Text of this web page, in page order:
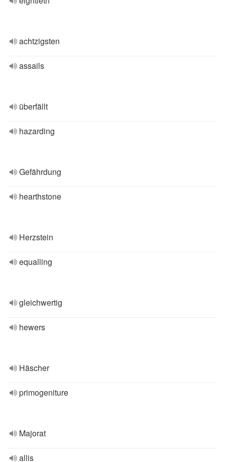
achtzigsten
assails
überfällt
hazarding
Gefährdung
hearthstone
Herzstein
equalling
gleichwertig
hewers
Häscher
primogeniture
Majorat
allis